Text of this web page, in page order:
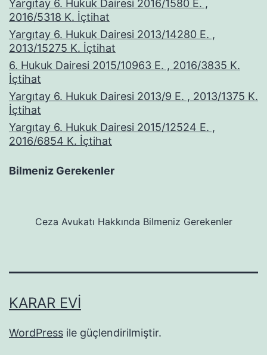
Yargıtay 6. Hukuk Dairesi 2016/1580 E. ,
2016/5318 K. İçtihat
Yargıtay 6. Hukuk Dairesi 2013/14280 E. ,
2013/15275 K. İçtihat
6. Hukuk Dairesi 2015/10963 E. , 2016/3835 K.
İçtihat
Yargıtay 6. Hukuk Dairesi 2013/9 E. , 2013/1375 K.
İçtihat
Yargıtay 6. Hukuk Dairesi 2015/12524 E. ,
2016/6854 K. İçtihat
Bilmeniz Gerekenler
Ceza Avukatı Hakkında Bilmeniz Gerekenler
KARAR EVI
WordPress ile güçlendirilmiştir.